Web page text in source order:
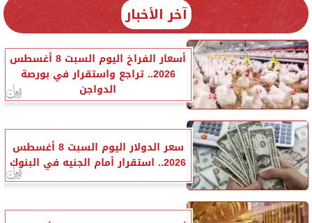
آخر الأخبار
أسعار الفراخ اليوم السبت 8 أغسطس
2026.. تراجع واستقرار في بورصة
الدواجن
سعر الدولار اليوم السبت 8 أغسطس
2026.. استقرار أمام الجنيه في البنوك